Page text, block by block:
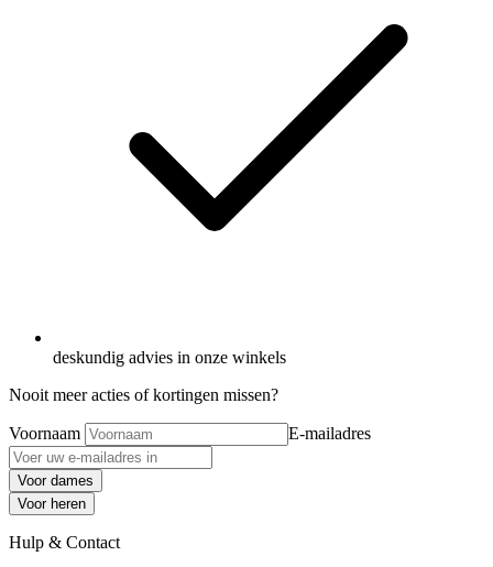
deskundig advies in onze winkels
Nooit meer acties of kortingen missen?
Voornaam E-mailadres
Voor dames
Voor heren
Hulp & Contact